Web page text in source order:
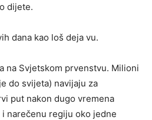
dijete.
dana kao loš deja vu.
na Svjetskom prvenstvu. Milioni
do svijeta) navijaju za
put nakon dugo vremena
narečenu regiju oko jedne